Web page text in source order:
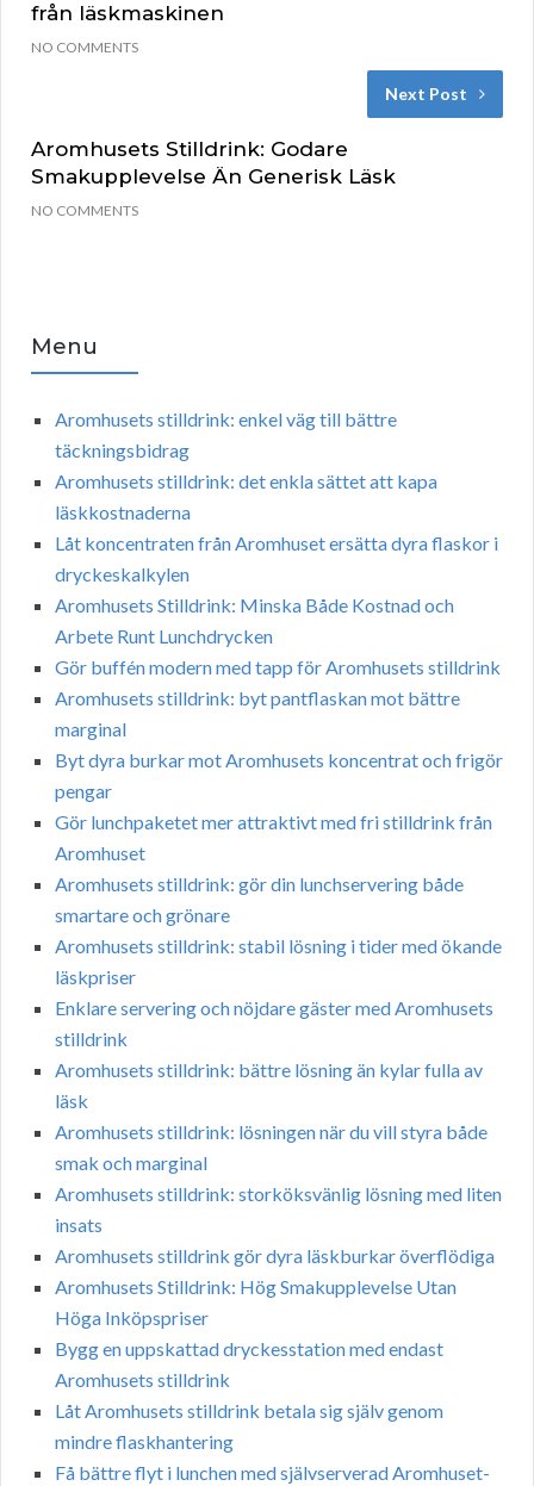
från läskmaskinen
NO COMMENTS
Next Post
Aromhusets Stilldrink: Godare
Smakupplevelse Än Generisk Läsk
NO COMMENTS
Menu
Aromhusets stilldrink: enkel väg till bättre
täckningsbidrag
Aromhusets stilldrink: det enkla sättet att kapa
läskkostnaderna
Låt koncentraten från Aromhuset ersätta dyra flaskor i
dryckeskalkylen
Aromhusets Stilldrink: Minska Både Kostnad och
Arbete Runt Lunchdrycken
Gör buffén modern med tapp för Aromhusets stilldrink
Aromhusets stilldrink: byt pantflaskan mot bättre
marginal
Byt dyra burkar mot Aromhusets koncentrat och frigör
pengar
Gör lunchpaketet mer attraktivt med fri stilldrink från
Aromhuset
Aromhusets stilldrink: gör din lunchservering både
smartare och grönare
Aromhusets stilldrink: stabil lösning i tider med ökande
läskpriser
Enklare servering och nöjdare gäster med Aromhusets
stilldrink
Aromhusets stilldrink: bättre lösning än kylar fulla av
läsk
Aromhusets stilldrink: lösningen när du vill styra både
smak och marginal
Aromhusets stilldrink: storköksvänlig lösning med liten
insats
Aromhusets stilldrink gör dyra läskburkar överflödiga
Aromhusets Stilldrink: Hög Smakupplevelse Utan
Höga Inköpspriser
Bygg en uppskattad dryckesstation med endast
Aromhusets stilldrink
Låt Aromhusets stilldrink betala sig själv genom
mindre flaskhantering
Få bättre flyt i lunchen med självserverad Aromhuset-